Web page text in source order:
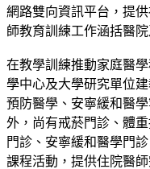
網路雙向資訊平台，提
師教育訓練工作涵括醫
在教學訓練推動家庭醫
學中心及大學研究單位
預防醫學、安寧緩和醫
外，尚有戒菸門診、體
門診、安寧緩和醫學門
課程活動，提供住院醫